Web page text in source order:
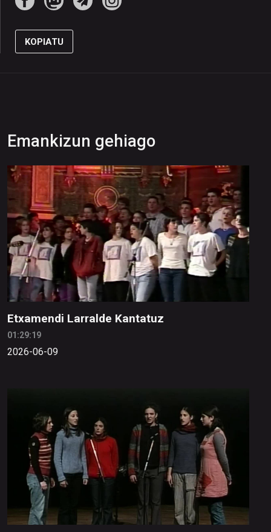
KOPIATU
Emankizun gehiago
Etxamendi Larralde Kantatuz
01:29:19
2026-06-09